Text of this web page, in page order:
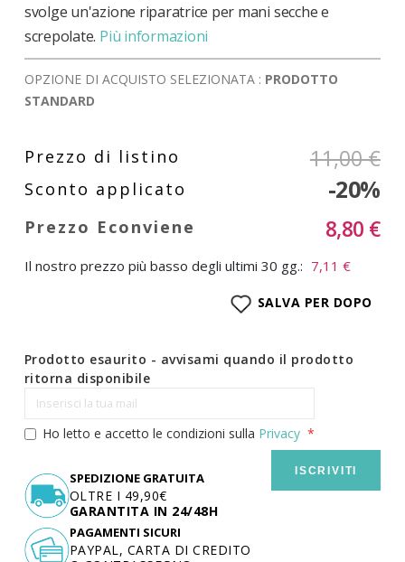
svolge un'azione riparatrice per mani secche e
screpolate. Più informazioni
OPZIONE DI ACQUISTO SELEZIONATA : PRODOTTO
STANDARD
11,00 €
-20%
8,80 €
Il nostro prezzo più basso degli ultimi 30 gg.: 7,11 €
SALVA PER DOPO
Prodotto esaurito - avvisami quando il prodotto
ritorna disponibile
Ho letto e accetto le condizioni sulla Privacy
ISCRIVITI
SPEDIZIONE GRATUITA
OLTRE I 49,90€
GARANTITA IN 24/48H
PAGAMENTI SICURI
PAYPAL, CARTA DI CREDITO